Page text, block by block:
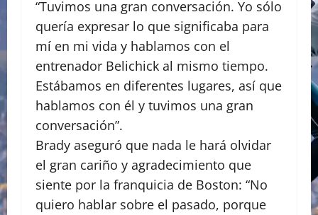
“Tuvimos una gran conversación. Yo sólo
quería expresar lo que significaba para
mí en mi vida y hablamos con el
entrenador Belichick al mismo tiempo.
Estábamos en diferentes lugares, así que
hablamos con él y tuvimos una gran
conversación”.
Brady aseguró que nada le hará olvidar
el gran cariño y agradecimiento que
siente por la franquicia de Boston: “No
quiero hablar sobre el pasado, porque